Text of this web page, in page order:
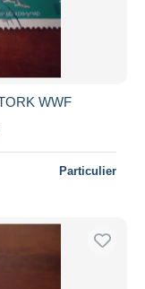
WWF
Particulier